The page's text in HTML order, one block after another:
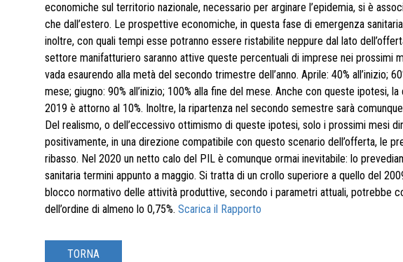
economiche sul territorio nazionale, necessario per arginare l’epidemia, si è
che dall’estero. Le prospettive economiche, in questa fase di emergenza
inoltre, con quali tempi esse potranno essere ristabilite neppure dal lato
settore manifatturiero saranno attive queste percentuali di imprese nei prossimi
vada esaurendo alla metà del secondo trimestre dell’anno. Aprile: 40% all’inizio;
mese; giugno: 90% all’inizio; 100% alla fine del mese. Anche con queste
2019 è attorno al 10%. Inoltre, la ripartenza nel secondo semestre sarà
Del realismo, o dell’eccessivo ottimismo di queste ipotesi, solo i prossimi mesi
positivamente, in una direzione compatibile con questo scenario dell’offerta, le
ribasso. Nel 2020 un netto calo del PIL è comunque ormai inevitabile: lo
sanitaria termini appunto a maggio. Si tratta di un crollo superiore a quello del
blocco normativo delle attività produttive, secondo i parametri attuali, potrebbe
dell’ordine di almeno lo 0,75%. Scarica il Rapporto
TORNA